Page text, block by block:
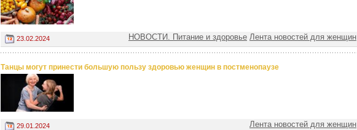
23.02.2024 НОВОСТИ. Питание и здоровье Лента новостей для женщин
Танцы могут принести большую пользу здоровью женщин в постменопаузе
29.01.2024 Лента новостей для женщин